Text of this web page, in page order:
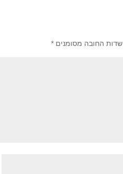
שדות החובה מסומנים *